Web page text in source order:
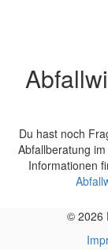
Du hast noch
Abfallberatung
Informationen
© 2026